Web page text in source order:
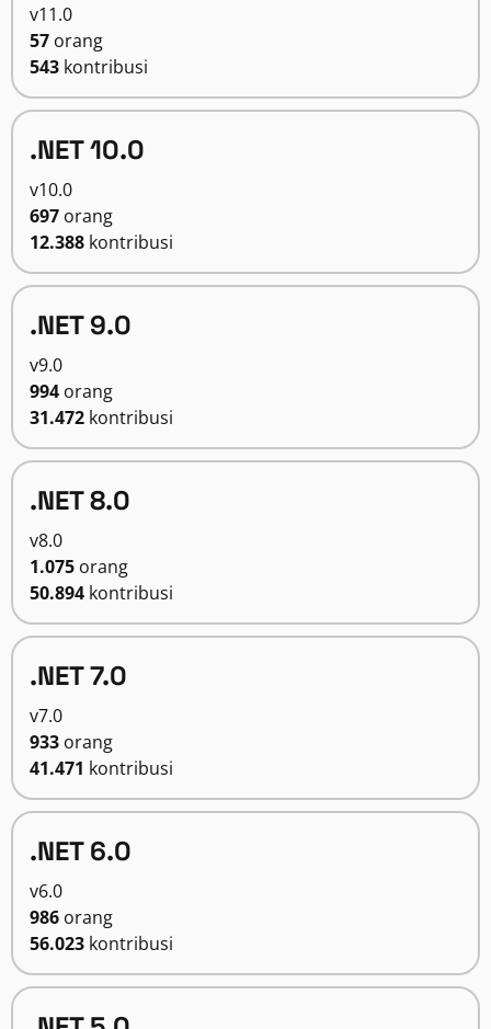
v11.0
57 orang
543 kontribusi
.NET 10.0
v10.0
697 orang
12.388 kontribusi
.NET 9.0
v9.0
994 orang
31.472 kontribusi
.NET 8.0
v8.0
1.075 orang
50.894 kontribusi
.NET 7.0
v7.0
933 orang
41.471 kontribusi
.NET 6.0
v6.0
986 orang
56.023 kontribusi